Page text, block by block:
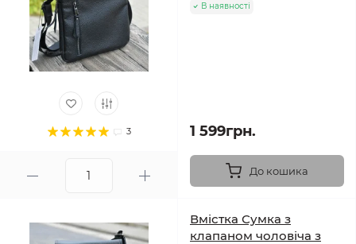
3
В наявності
1 599грн.
До кошика
Вмістка Сумка з
клапаном чоловіча з